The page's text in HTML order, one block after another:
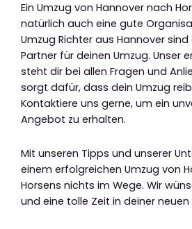
Ein Umzug von Hannover nach
natürlich auch eine gute
Umzug Richter aus Hannover
Partner für deinen Umzug. Unser
steht dir bei allen Fragen und
sorgt dafür, dass dein Umzug
Kontaktiere uns gerne, um ein
Angebot zu erhalten.
Mit unseren Tipps und unserer
einem erfolgreichen Umzug von
Horsens nichts im Wege. Wir
und eine tolle Zeit in deiner neuen